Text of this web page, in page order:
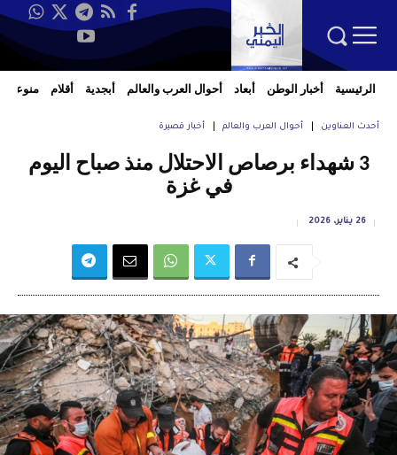
الرئيسية أخبار الوطن أبعاد أحوال العرب والعالم أبجدية أقلام منوعات
أحدث العناوين أحوال العرب والعالم أخبار قصيرة
3 شهداء برصاص الاحتلال منذ صباح اليوم
في غزة
26 يناير، 2026